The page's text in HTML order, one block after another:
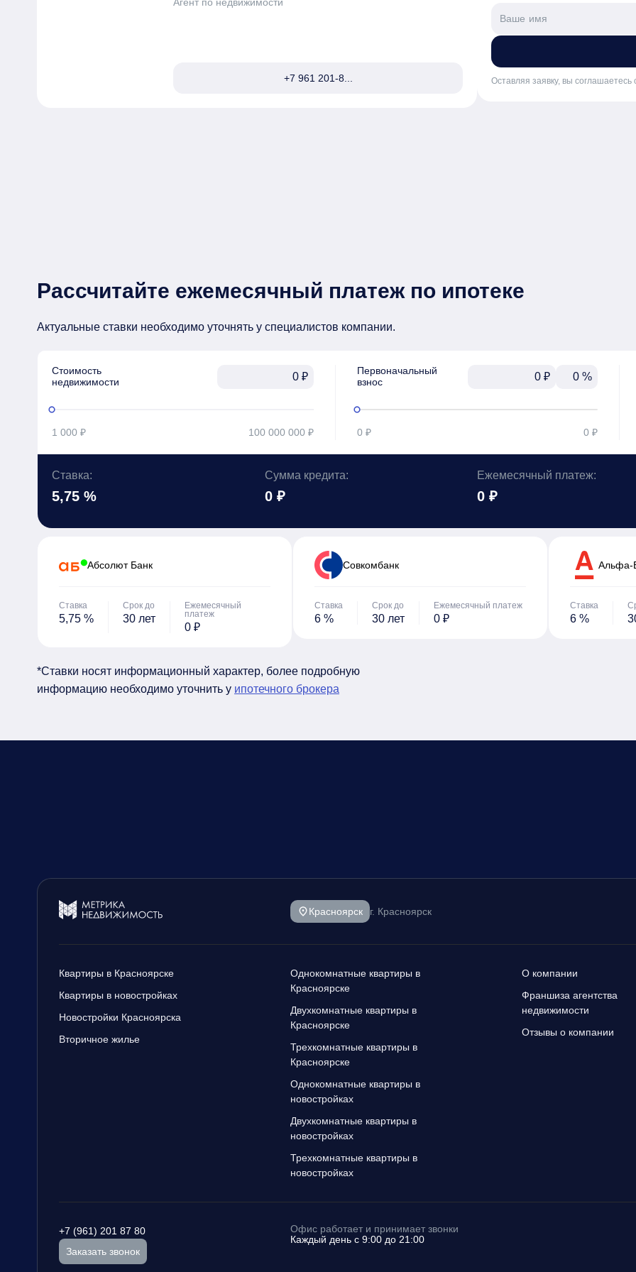
Агент по недвижимости
+7 961 201-8... Оставляя заявку, вы соглашаетесь
Рассчитайте ежемесячный платеж по ипотеке
Актуальные ставки необходимо уточнять у специалистов компании.
Стоимость
недвижимости
₽
1 000 ₽ 100 000 000 ₽
Первоначальный
взнос
₽ %
0 ₽ 0 ₽
Ставка:
5,75 %
Сумма кредита:
0 ₽
Ежемесячный платеж:
0 ₽
Абсолют Банк
Ставка
5,75 %
Срок до
30 лет
Ежемесячный
платеж
0 ₽
Cовкомбанк
Ставка
6 %
Срок до
30 лет
Ежемесячный платеж
0 ₽
Альфа-
Ставка
6 %
*Ставки носят информационный характер, более подробную
информацию необходимо уточнить у ипотечного брокера
Красноярск г. Красноярск
Квартиры в Красноярске
Квартиры в новостройках
Новостройки Красноярска
Вторичное жилье
Однокомнатные квартиры в
Красноярске
Двухкомнатные квартиры в
Красноярске
Трехкомнатные квартиры в
Красноярске
Однокомнатные квартиры в
новостройках
Двухкомнатные квартиры в
новостройках
Трехкомнатные квартиры в
новостройках
О компании
Франшиза агентства
недвижимости
Отзывы о компании
+7 (961) 201 87 80
Заказать звонок
Офис работает и принимает звонки
Каждый день с 9:00 до 21:00